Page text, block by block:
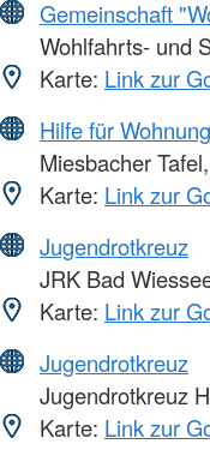
Gemeinschaft
Wohlfahrts- und
Karte: Link zur
Hilfe für
Miesbacher
Karte: Link zur
Jugendrotkreuz
JRK Bad
Karte: Link zur
Jugendrotkreuz
Jugendrotkreuz
Karte: Link zur